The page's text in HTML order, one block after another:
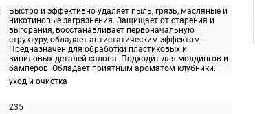
Быстро и эффективно удаляет пыль, грязь, масляные и
никотиновые загрязнения. Защищает от старения и
выгорания, восстанавливает первоначальную
структуру, обладает антистатическим эффектом.
Предназначен для обработки пластиковых и
виниловых деталей салона. Подходит для молдингов и
бамперов. Обладает приятным ароматом клубники.
уход и очистка
235